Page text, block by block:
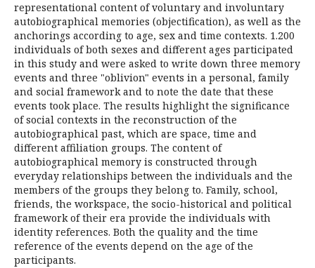
representational content of voluntary and involuntary
autobiographical memories (objectification), as well as the
anchorings according to age, sex and time contexts. 1.200
individuals of both sexes and different ages participated
in this study and were asked to write down three memory
events and three "oblivion" events in a personal, family
and social framework and to note the date that these
events took place. The results highlight the significance
of social contexts in the reconstruction of the
autobiographical past, which are space, time and
different affiliation groups. The content of
autobiographical memory is constructed through
everyday relationships between the individuals and the
members of the groups they belong to. Family, school,
friends, the workspace, the socio-historical and political
framework of their era provide the individuals with
identity references. Both the quality and the time
reference of the events depend on the age of the
participants.